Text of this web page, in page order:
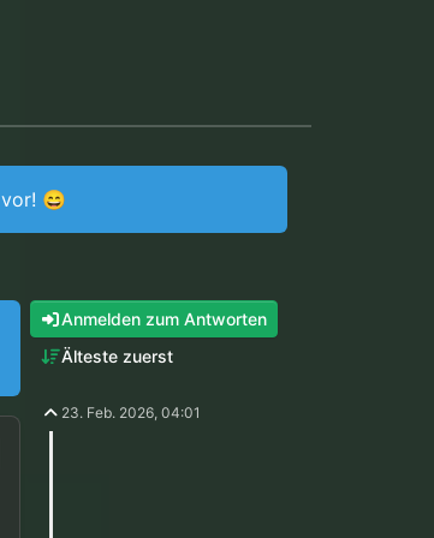
vor! 😄
Anmelden zum Antworten
Älteste zuerst
23. Feb. 2026, 04:01